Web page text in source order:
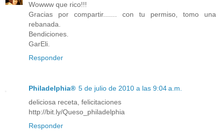
Wowww que rico!!!
Gracias por compartir....... con tu permiso, tomo una
rebanada.
Bendiciones.
GarEli.
Responder
Philadelphia® 5 de julio de 2010 a las 9:04 a.m.
deliciosa receta, felicitaciones
http://bit.ly/Queso_philadelphia
Responder